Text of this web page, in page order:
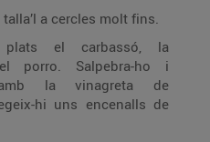
a cercles molt fins.
plats el carbassó, la
ho i
amb la vinagreta de
de